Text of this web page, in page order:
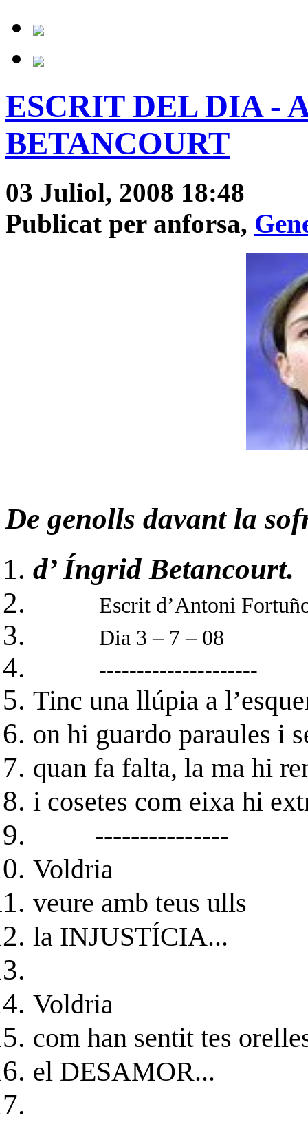
ESCRIT DEL DIA -
BETANCOURT
03 Juliol, 2008 18:48
Publicat per anforsa,
De genolls davant la
d’ Íngrid Betancourt.
Escrit d’Antoni
Dia 3 – 7 – 08
---------------------
Tinc una llúpia a
on hi guardo paraules i
quan fa falta, la ma hi
i cosetes com eixa hi
---------------
Voldria
veure amb teus ulls
la INJUSTÍCIA...
Voldria
com han sentit tes
el DESAMOR...